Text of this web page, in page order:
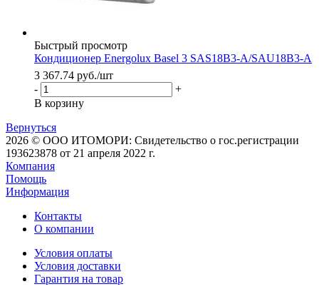
Быстрый просмотр
Кондиционер Energolux Basel 3 SAS18B3-A/SAU18B3-A
3 367.74 руб./шт
-
+
В корзину
Вернуться
2026 © ООО ИТОМОРИ: Свидетельство о гос.регистрации
193623878 от 21 апреля 2022 г.
Компания
Помощь
Информация
Контакты
О компании
Условия оплаты
Условия доставки
Гарантия на товар